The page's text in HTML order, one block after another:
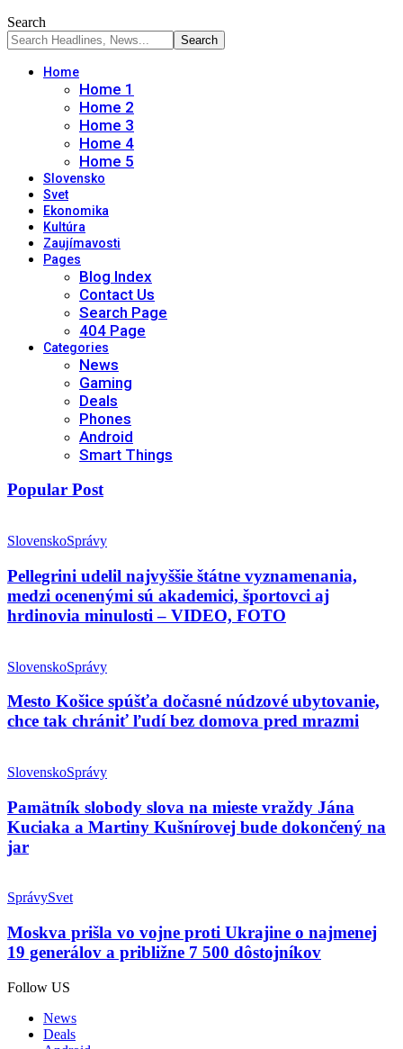
Search
Home
Home 1
Home 2
Home 3
Home 4
Home 5
Slovensko
Svet
Ekonomika
Kultúra
Zaujímavosti
Pages
Blog Index
Contact Us
Search Page
404 Page
Categories
News
Gaming
Deals
Phones
Android
Smart Things
Popular Post
SlovenskoSprávy
Pellegrini udelil najvyššie štátne vyznamenania,
medzi ocenenými sú akademici, športovci aj
hrdinovia minulosti – VIDEO, FOTO
SlovenskoSprávy
Mesto Košice spúšťa dočasné núdzové ubytovanie,
chce tak chrániť ľudí bez domova pred mrazmi
SlovenskoSprávy
Pamätník slobody slova na mieste vraždy Jána
Kuciaka a Martiny Kušnírovej bude dokončený na
jar
SprávySvet
Moskva prišla vo vojne proti Ukrajine o najmenej
19 generálov a približne 7 500 dôstojníkov
Follow US
News
Deals